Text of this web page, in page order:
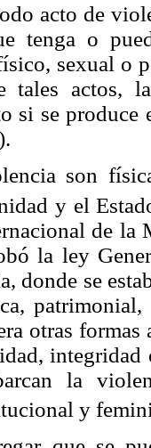
acto de
tenga o
sexual o
tales actos,
si se
son
y el
de
la ley
donde se
otras formas
la
y